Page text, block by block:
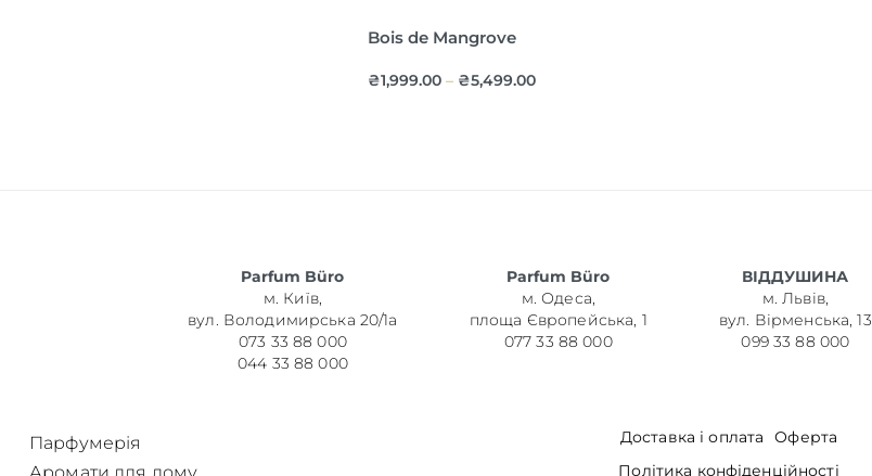
Bois de Mangrove
₴1,999.00 – ₴5,499.00
Parfum Büro
м. Київ,
вул. Володимирська 20/1а
073 33 88 000
044 33 88 000
Parfum Büro
м. Одеса,
площа Європейська, 1
077 33 88 000
ВІДДУШИНА
м. Львів,
вул. Вірменська, 13
099 33 88 000
Парфумерія
Доставка і оплата
Оферта
Політика конфіденційності